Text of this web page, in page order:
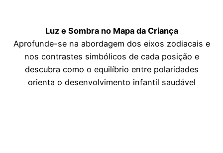
Luz e Sombra no Mapa da Criança
Aprofunde-se na abordagem dos eixos zodiacais e
nos contrastes simbólicos de cada posição e
descubra como o equilíbrio entre polaridades
orienta o desenvolvimento infantil saudável